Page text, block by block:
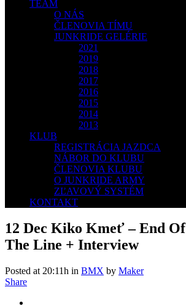
TEAM
O NÁS
ČLENOVIA TÍMU
JUNKRIDE GELÉRIE
2021
2019
2018
2017
2016
2015
2014
2013
KLUB
REGISTRÁCIA JAZDCA
NÁBOR DO KLUBU
ČLENOVIA KLUBU
O JUNKRIDE ARMY
ZĽAVOVÝ SYSTÉM
KONTAKT
12 Dec Kiko Kmeť – End Of
The Line + Interview
Posted at 20:11h in BMX by Maker
Share